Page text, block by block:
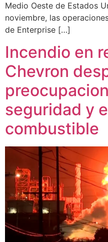
Medio Oeste de Estados
noviembre, las
de Enterprise […]
Incendio en
Chevron
seguridad y
combustible